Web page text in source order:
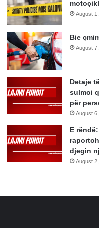
August
Bie
August
Detaje
sulmoi
për
August
E
djegin
August